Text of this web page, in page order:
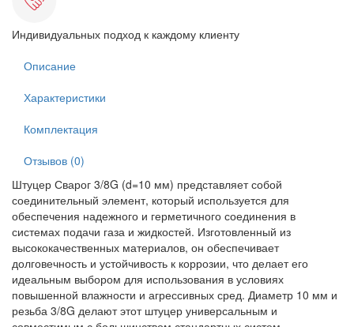
Индивидуальных подход к каждому клиенту
Описание
Характеристики
Комплектация
Отзывов (0)
Штуцер Сварог 3/8G (d=10 мм) представляет собой
соединительный элемент, который используется для
обеспечения надежного и герметичного соединения в
системах подачи газа и жидкостей. Изготовленный из
высококачественных материалов, он обеспечивает
долговечность и устойчивость к коррозии, что делает его
идеальным выбором для использования в условиях
повышенной влажности и агрессивных сред. Диаметр 10 мм и
резьба 3/8G делают этот штуцер универсальным и